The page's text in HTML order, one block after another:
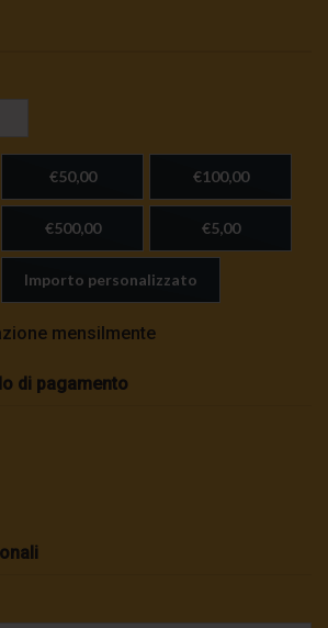
€50,00 €100,00
€500,00 €5,00
Importo personalizzato
mensilmente
di pagamento